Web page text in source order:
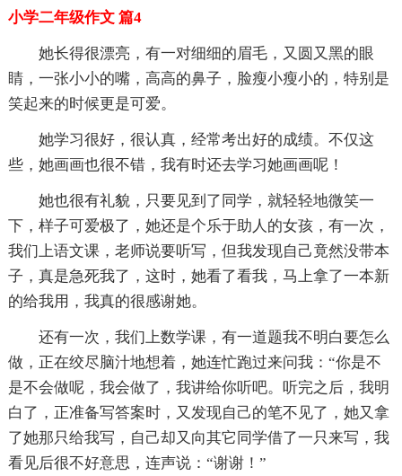
小学二年级作文 篇4
她长得很漂亮，有一对细细的眉毛，又圆又黑的眼
睛，一张小小的嘴，高高的鼻子，脸瘦小瘦小的，特别是
笑起来的时候更是可爱。
她学习很好，很认真，经常考出好的成绩。不仅这
些，她画画也很不错，我有时还去学习她画画呢！
她也很有礼貌，只要见到了同学，就轻轻地微笑一
下，样子可爱极了，她还是个乐于助人的女孩，有一次，
我们上语文课，老师说要听写，但我发现自己竟然没带本
子，真是急死我了，这时，她看了看我，马上拿了一本新
的给我用，我真的很感谢她。
还有一次，我们上数学课，有一道题我不明白要怎么
做，正在绞尽脑汁地想着，她连忙跑过来问我：“你是不
是不会做呢，我会做了，我讲给你听吧。听完之后，我明
白了，正准备写答案时，又发现自己的笔不见了，她又拿
了她那只给我写，自己却又向其它同学借了一只来写，我
看见后很不好意思，连声说：“谢谢！”